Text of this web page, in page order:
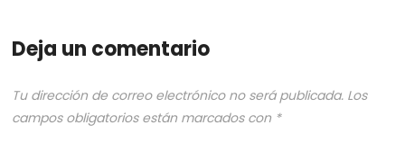
Deja un comentario
Tu dirección de correo electrónico no será publicada. Los
campos obligatorios están marcados con *